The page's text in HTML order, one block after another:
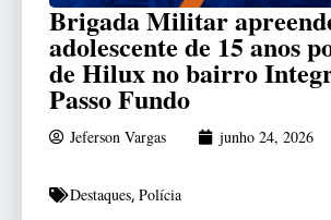
Brigada Militar
adolescente de 15 anos
de Hilux no bairro
Passo Fundo
Jeferson Vargas junho 24, 2026
Destaques, Polícia